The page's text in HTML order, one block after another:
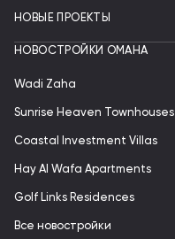
НОВЫЕ ПРОЕКТЫ
НОВОСТРОЙКИ ОМАНА
Wadi Zaha
Sunrise Heaven Townhouses
Coastal Investment Villas
Hay Al Wafa Apartments
Golf Links Residences
Все новостройки